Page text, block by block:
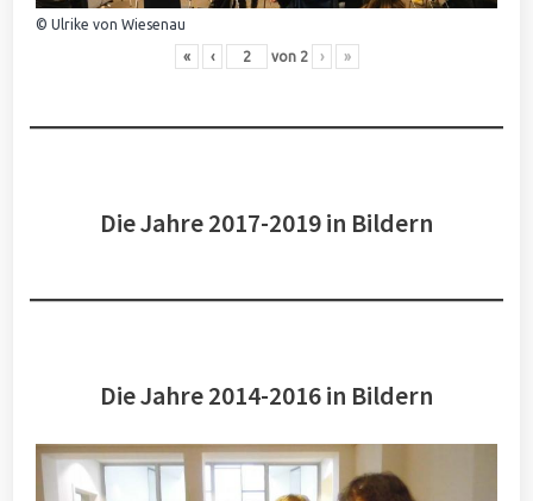
© Ulrike von Wiesenau
« ‹ von 2 › »
Die Jahre 2017-2019 in Bildern
Die Jahre 2014-2016 in Bildern